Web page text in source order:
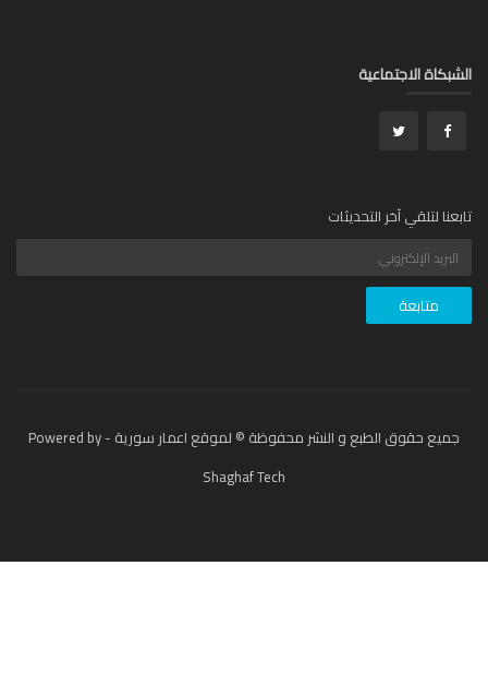
الاجتماعية
لتلقي آخر التحديثات
جميع حقوق الطبع و النشر محفوظة © لموقع اعمار سورية - Powered by
Shaghaf Tech